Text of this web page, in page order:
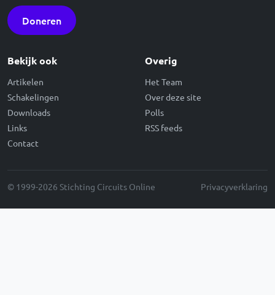
Doneren
Bekijk ook
Artikelen
Schakelingen
Downloads
Links
Contact
Overig
Het Team
Over deze site
Polls
RSS feeds
© 1999-2026 Stichting Circuits Online Privacyverklaring